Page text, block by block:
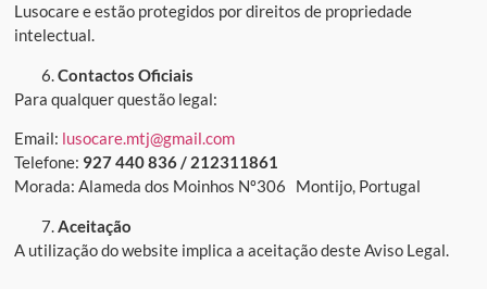
Lusocare e estão protegidos por direitos de propriedade
intelectual.
Contactos Oficiais
Para qualquer questão legal:
Email: lusocare.mtj@gmail.com
Telefone: 927 440 836 / 212311861
Morada: Alameda dos Moinhos Nº306 Montijo, Portugal
Aceitação
A utilização do website implica a aceitação deste Aviso Legal.